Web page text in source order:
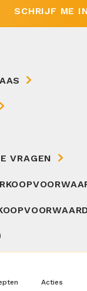
Acties
VRAGEN
SCHRIJF ME